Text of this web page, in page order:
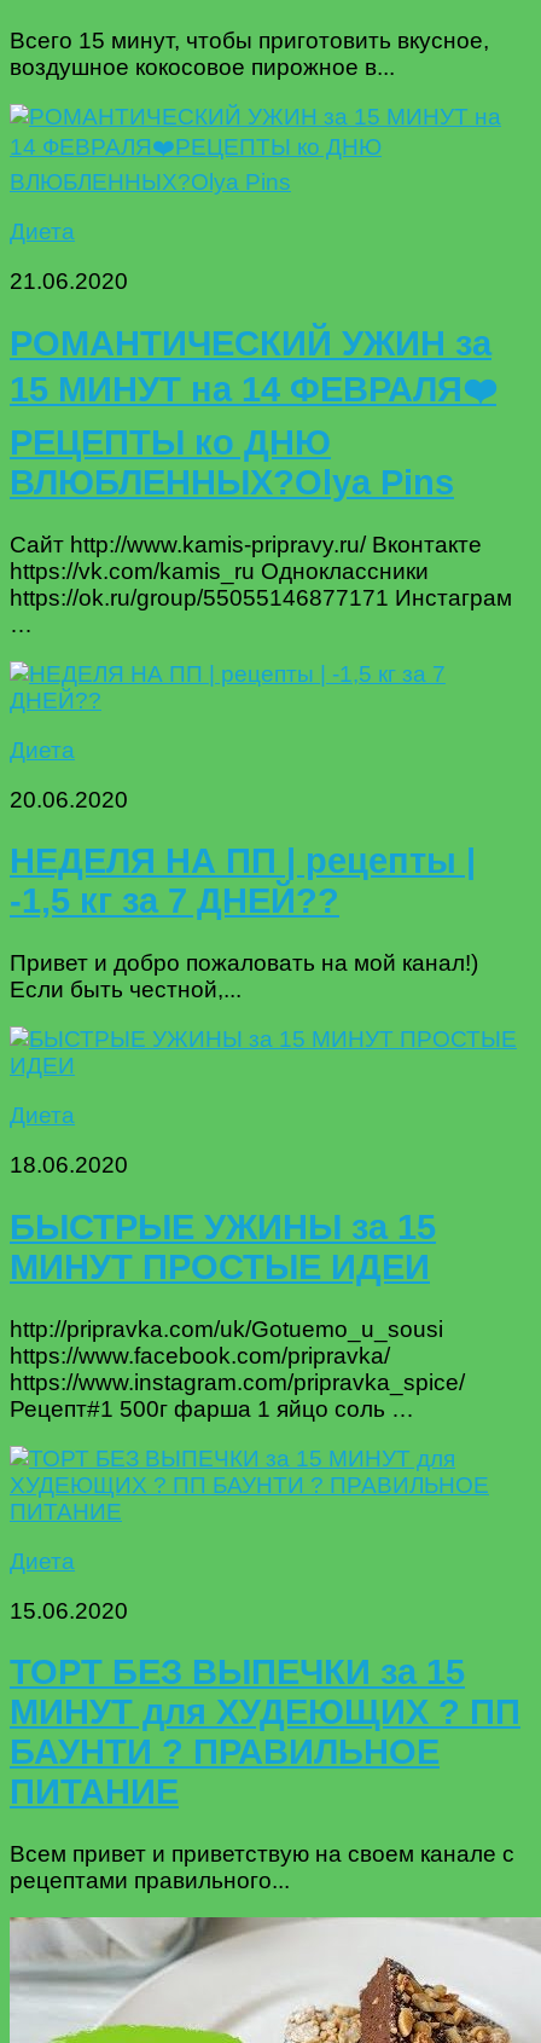
Всего 15 минут, чтобы приготовить вкусное,
воздушное кокосовое пирожное в...
Диета
21.06.2020
РОМАНТИЧЕСКИЙ УЖИН за
15 МИНУТ на 14 ФЕВРАЛЯ❤️
РЕЦЕПТЫ ко ДНЮ
ВЛЮБЛЕННЫХ?Olya Pins
Сайт http://www.kamis-pripravy.ru/ Вконтакте
https://vk.com/kamis_ru Одноклассники
https://ok.ru/group/55055146877171 Инстаграм
…
Диета
20.06.2020
НЕДЕЛЯ НА ПП | рецепты |
-1,5 кг за 7 ДНЕЙ??
Привет и добро пожаловать на мой канал!)
Если быть честной,...
Диета
18.06.2020
БЫСТРЫЕ УЖИНЫ за 15
МИНУТ ПРОСТЫЕ ИДЕИ
http://pripravka.com/uk/Gotuemo_u_sousi
https://www.facebook.com/pripravka/
https://www.instagram.com/pripravka_spice/
Рецепт#1 500г фарша 1 яйцо соль …
Диета
15.06.2020
ТОРТ БЕЗ ВЫПЕЧКИ за 15
МИНУТ для ХУДЕЮЩИХ ? ПП
БАУНТИ ? ПРАВИЛЬНОЕ
ПИТАНИЕ
Всем привет и приветствую на своем канале с
рецептами правильного...